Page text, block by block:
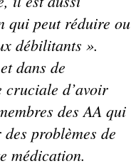
qui peut réduire ou
débilitants ».
dans de
cruciale d’avoir
des AA qui
problèmes de
médication.